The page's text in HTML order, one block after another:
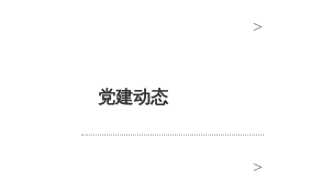
>
党建动态
>